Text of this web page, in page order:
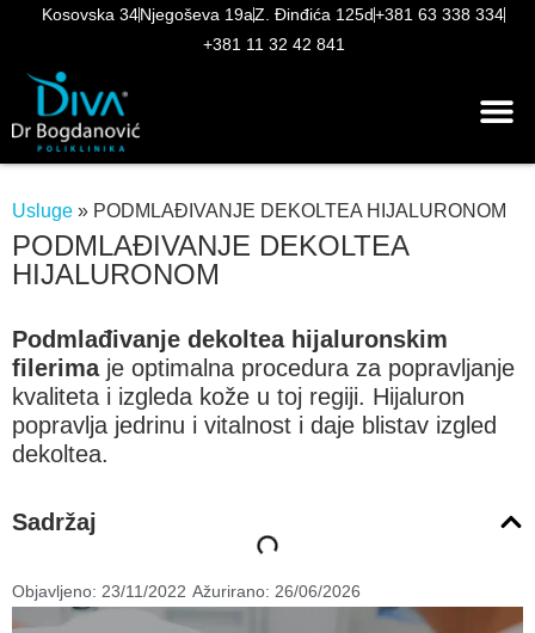
Kosovska 34Njegoševa 19aZ. Đinđića 125d+381 63 338 334
+381 11 32 42 841
Usluge » PODMLAĐIVANJE DEKOLTEA HIJALURONOM
PODMLAĐIVANJE DEKOLTEA
HIJALURONOM
Podmlađivanje dekoltea hijaluronskim
filerimaje optimalna procedura za popravljanje
kvaliteta i izgleda kože u toj regiji. Hijaluron
popravlja jedrinu i vitalnost i daje blistav izgled
dekoltea.
Sadržaj
Objavljeno: 23/11/2022 Ažurirano: 26/06/2026